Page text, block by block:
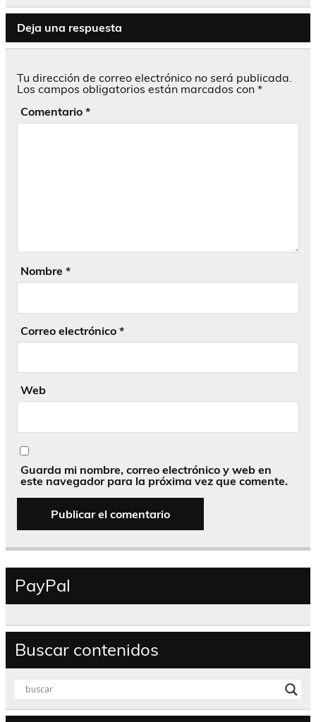
Deja una respuesta
Tu dirección de correo electrónico no será publicada.
Los campos obligatorios están marcados con *
Comentario *
Nombre *
Correo electrónico *
Web
Guarda mi nombre, correo electrónico y web en
este navegador para la próxima vez que comente.
PayPal
Buscar contenidos